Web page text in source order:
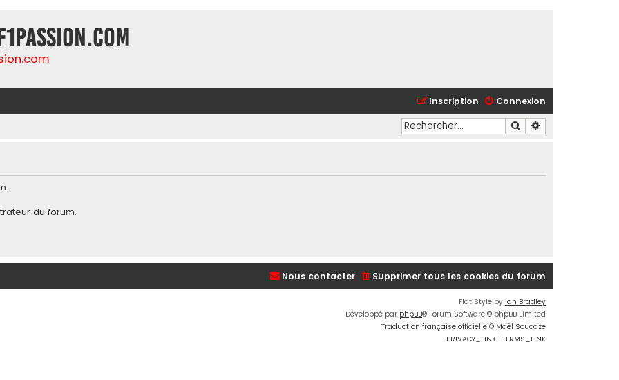
Connexion
Inscription
Rechercher
du forum.
Supprimer tous les cookies du forum
Nous contacter
Flat Style by Ian Bradley
Développé par phpBB® Forum Software © phpBB Limited
Traduction française officielle © Maël Soucaze
PRIVACY_LINK | TERMS_LINK